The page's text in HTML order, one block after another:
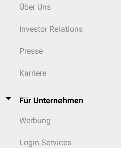
Über Uns
Investor Relations
Presse
Karriere
Für Unternehmen
Werbung
Login Services